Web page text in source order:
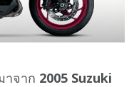
าจาก 2005 Suzuki